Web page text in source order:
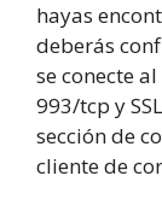
hayas
deberás
se conecte
993/tcp y
sección de
cliente de